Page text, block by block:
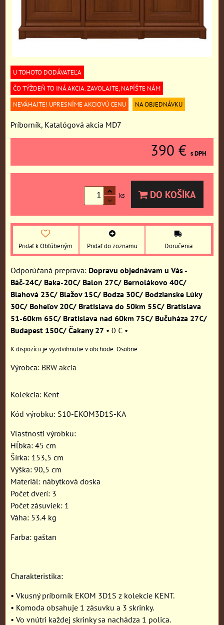
U TOHOTO DODÁVATEĽA
ČO TÝŽDEŇ TO INÁ AKCIA. ZAVOLAJTE, NAPÍŠTE NÁM
NEVÁHAJTE! UPRESNÍME AKCIOVÚ CENU
NA OBJEDNÁVKU
Príborník, Katalógová akcia MD7
390 € s DPH
ks DO KOŠÍKA
Pridať k Obľúbeným Pridať do zoznamu Doručenia
Dopravu objednávam u Vás -
Báč-24€/ Baka-20€/ Balon 27€/ Bernolákovo 40€/
Blahová 23€/ Blažov 15€/ Bodza 30€/ Bodzianske Lúky
30€/ Boheľov 20€/ Bratislava do 50km 55€/ Bratislava
51-60km 65€/ Bratislava nad 60km 75€/ Bučuháza 27€/
Budapest 150€/ Čakany 27 • 0 € •
Osobne
Výrobca: BRW akcia
Kolekcia: Kent
Kód výrobku: S10-EKOM3D1S-KA
Vlastnosti výrobku:
Hĺbka: 45 cm
Šírka: 153,5 cm
Výška: 90,5 cm
Materiál: nábytková doska
Počet dverí: 3
Počet zásuviek: 1
Váha: 53.4 kg
Farba: gaštan
Charakteristika:
• Vkusný príborník EKOM 3D1S z kolekcie KENT.
• Komoda obsahuje 1 zásuvku a 3 skrinky.
• Vo vnútri každej skrinky sa nachádza 1 polica.